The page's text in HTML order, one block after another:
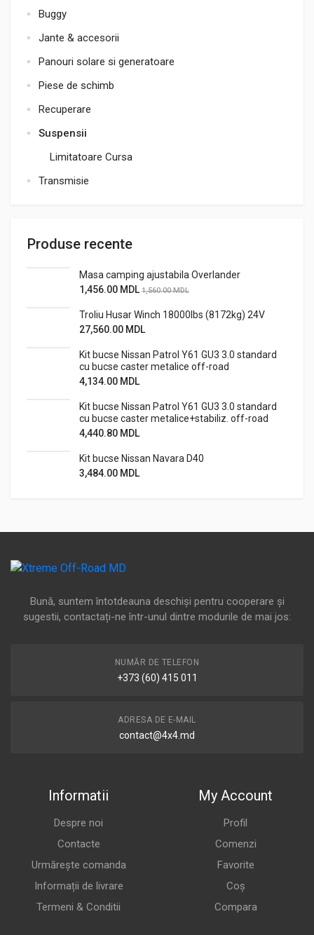
Buggy
Jante & accesorii
Panouri solare si generatoare
Piese de schimb
Recuperare
Suspensii
Limitatoare Cursa
Transmisie
Produse recente
Masa camping ajustabila Overlander
1,456.00 MDL 1,560.00MDL
Troliu Husar Winch 18000lbs (8172kg) 24V
27,560.00 MDL
Kit bucse Nissan Patrol Y61 GU3 3.0 standard
cu bucse caster metalice off-road
4,134.00 MDL
Kit bucse Nissan Patrol Y61 GU3 3.0 standard
cu bucse caster metalice+stabiliz. off-road
4,440.80 MDL
Kit bucse Nissan Navara D40
3,484.00 MDL
Bună, suntem întotdeauna deschiși pentru cooperare și
sugestii, contactați-ne într-unul dintre modurile de mai jos:
NUMĂR DE TELEFON
+373 (60) 415 011
ADRESA DE E-MAIL
contact@4x4.md
Informatii
Despre noi
Contacte
Urmărește comanda
Informații de livrare
Termeni & Conditii
My Account
Profil
Comenzi
Favorite
Coș
Compara